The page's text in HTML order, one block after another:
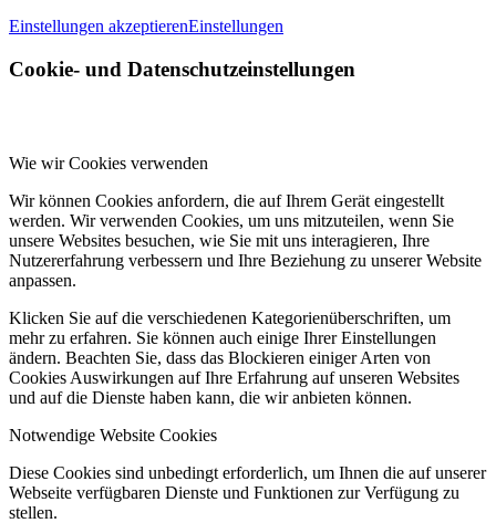
Einstellungen akzeptierenEinstellungen
Cookie- und Datenschutzeinstellungen
Wie wir Cookies verwenden
Wir können Cookies anfordern, die auf Ihrem Gerät eingestellt
werden. Wir verwenden Cookies, um uns mitzuteilen, wenn Sie
unsere Websites besuchen, wie Sie mit uns interagieren, Ihre
Nutzererfahrung verbessern und Ihre Beziehung zu unserer Website
anpassen.
Klicken Sie auf die verschiedenen Kategorienüberschriften, um
mehr zu erfahren. Sie können auch einige Ihrer Einstellungen
ändern. Beachten Sie, dass das Blockieren einiger Arten von
Cookies Auswirkungen auf Ihre Erfahrung auf unseren Websites
und auf die Dienste haben kann, die wir anbieten können.
Notwendige Website Cookies
Diese Cookies sind unbedingt erforderlich, um Ihnen die auf unserer
Webseite verfügbaren Dienste und Funktionen zur Verfügung zu
stellen.